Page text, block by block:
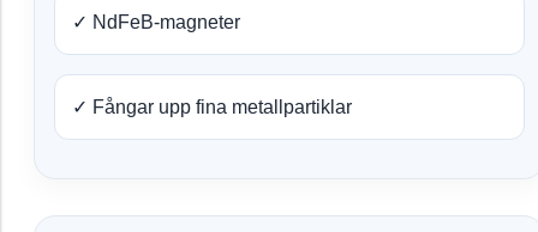
✓ NdFeB-magneter
✓ Fångar upp fina metallpartiklar